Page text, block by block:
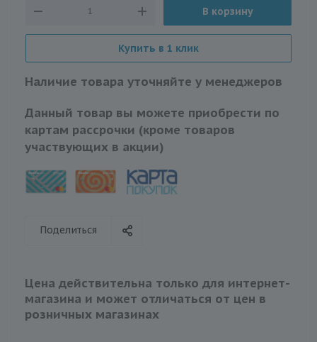
В корзину
Купить в 1 клик
Наличие товара уточняйте у менеджеров
Данный товар вы можете приобрести по
картам рассрочки (кроме товаров
участвующих в акции)
Поделиться
Цена действительна только для интернет-
магазина и может отличаться от цен в
розничных магазинах